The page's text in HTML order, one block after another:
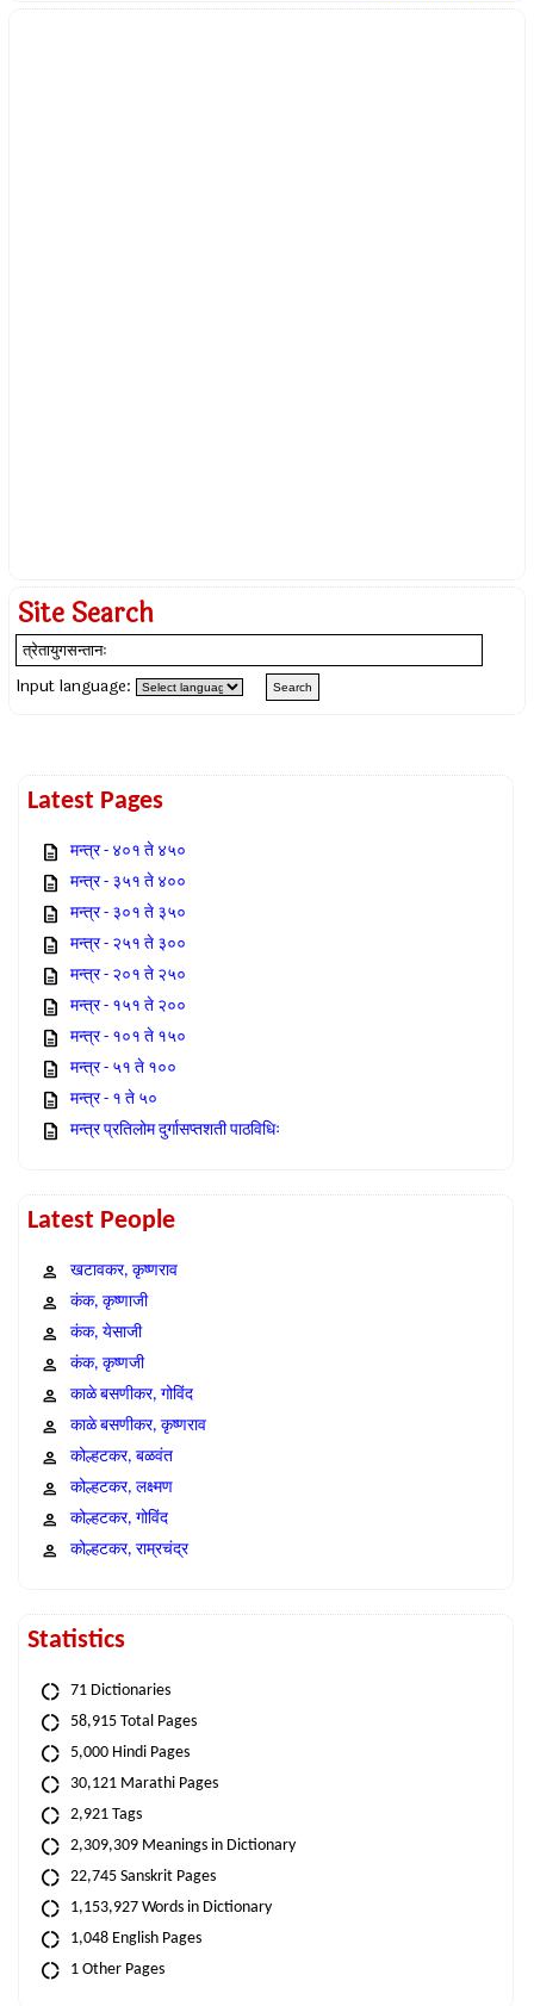
Site Search
Input language:
Latest Pages
मन्त्र - ४०१ ते ४५०
मन्त्र - ३५१ ते ४००
मन्त्र - ३०१ ते ३५०
मन्त्र - २५१ ते ३००
मन्त्र - २०१ ते २५०
मन्त्र - १५१ ते २००
मन्त्र - १०१ ते १५०
मन्त्र - ५१ ते १००
मन्त्र - १ ते ५०
मन्त्र प्रतिलोम दुर्गासप्तशती पाठविधिः
Latest People
खटावकर, कृष्णराव
कंक, कृष्णाजी
कंक, येसाजी
कंक, कृष्णजी
काळे बसणीकर, गोविंद
काळे बसणीकर, कृष्णराव
कोल्हटकर, बळवंत
कोल्हटकर, लक्ष्मण
कोल्हटकर, गोविंद
कोल्हटकर, राम्रचंद्र
Statistics
71 Dictionaries
58,915 Total Pages
5,000 Hindi Pages
30,121 Marathi Pages
2,921 Tags
2,309,309 Meanings in Dictionary
22,745 Sanskrit Pages
1,153,927 Words in Dictionary
1,048 English Pages
1 Other Pages